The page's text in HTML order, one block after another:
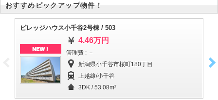
おすすめピックアップ物件！
ビレッジハウス小千谷2号棟 / 503
NEW！
4.46万円
管理費 : －
新潟県小千谷市桜町180丁目
上越線/小千谷
3DK / 53.08m²